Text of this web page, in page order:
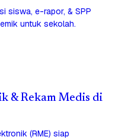
siswa, e-rapor, & SPP
untuk sekolah.
& Rekam Medis di
(RME) siap